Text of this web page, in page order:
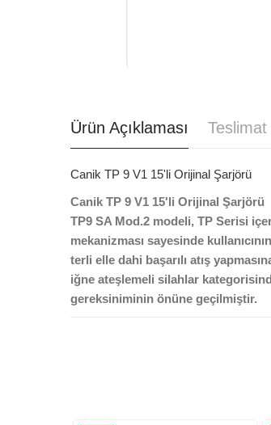
Ürün Açıklaması
Canik TP 9 V1 15'li Orijinal Şarjörü
Canik TP 9 V1 15'li Orijinal Şarjörü
TP9 SA Mod.2 modeli, TP Serisi
mekanizması sayesinde
terli elle dahi başarılı atış
iğne ateşlemeli silahlar
gereksiniminin önüne geçilmiştir.